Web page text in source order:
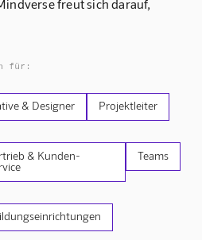
freut sich darauf,
für:
& Designer Projektleiter
& Kunden-
Teams